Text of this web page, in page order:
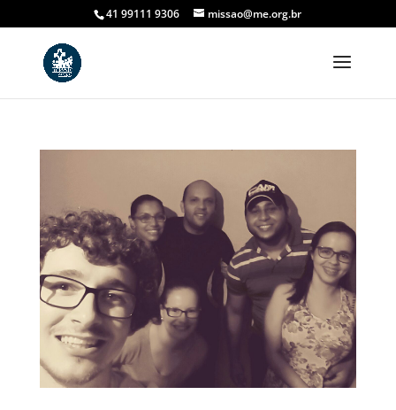
41 99111 9306 missao@me.org.br